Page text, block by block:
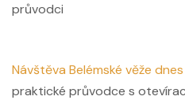
průvodci
Návštěva Belémské věže dnes
praktické průvodce s